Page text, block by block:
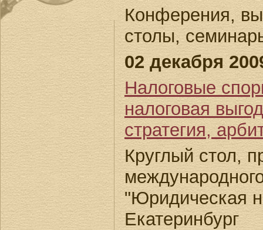
Конферения,
столы,
02 декабря
Налоговые
налоговая
стратегия,
Круглый стол,
"Юридическая
Екатеринбург